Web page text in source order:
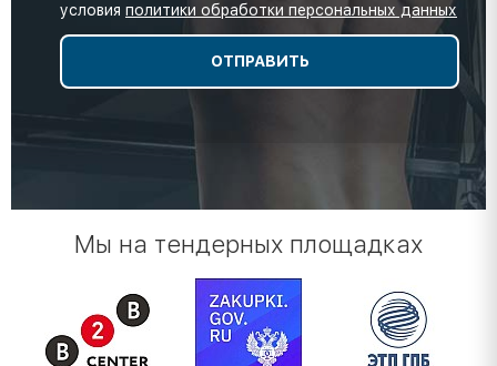
условия политики обработки персональных данных
Мы на тендерных площадках